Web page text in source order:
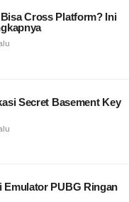
Cross Platform? Ini
Secret Basement Key
Emulator PUBG Ringan